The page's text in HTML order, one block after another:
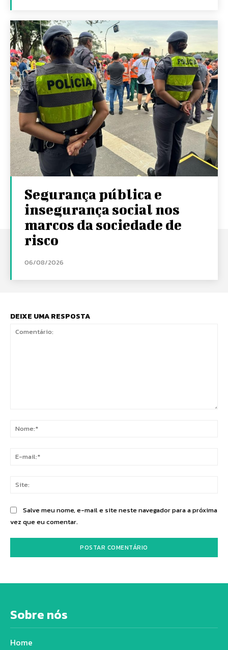
Segurança pública e
insegurança social nos
marcos da sociedade de
risco
06/08/2026
DEIXE UMA RESPOSTA
Salve meu nome, e-mail e site neste navegador para a próxima
vez que eu comentar.
Sobre nós
Home